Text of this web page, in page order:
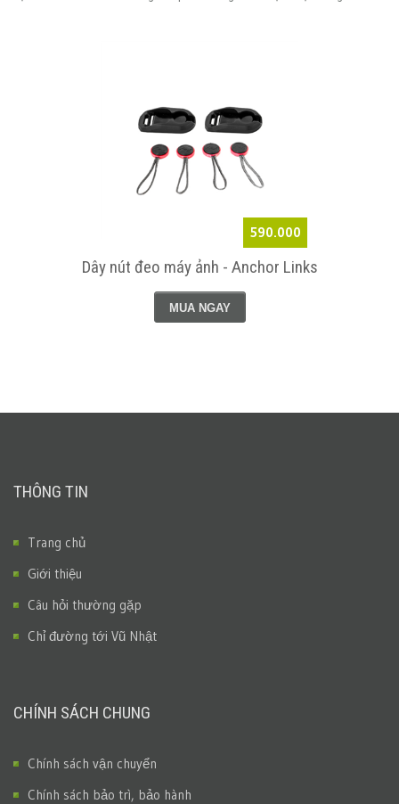
590.000
Dây nút đeo máy ảnh - Anchor Links
MUA NGAY
THÔNG TIN
Trang chủ
Giới thiệu
Câu hỏi thường gặp
Chỉ đường tới Vũ Nhật
CHÍNH SÁCH CHUNG
Chính sách vận chuyển
Chính sách bảo trì, bảo hành